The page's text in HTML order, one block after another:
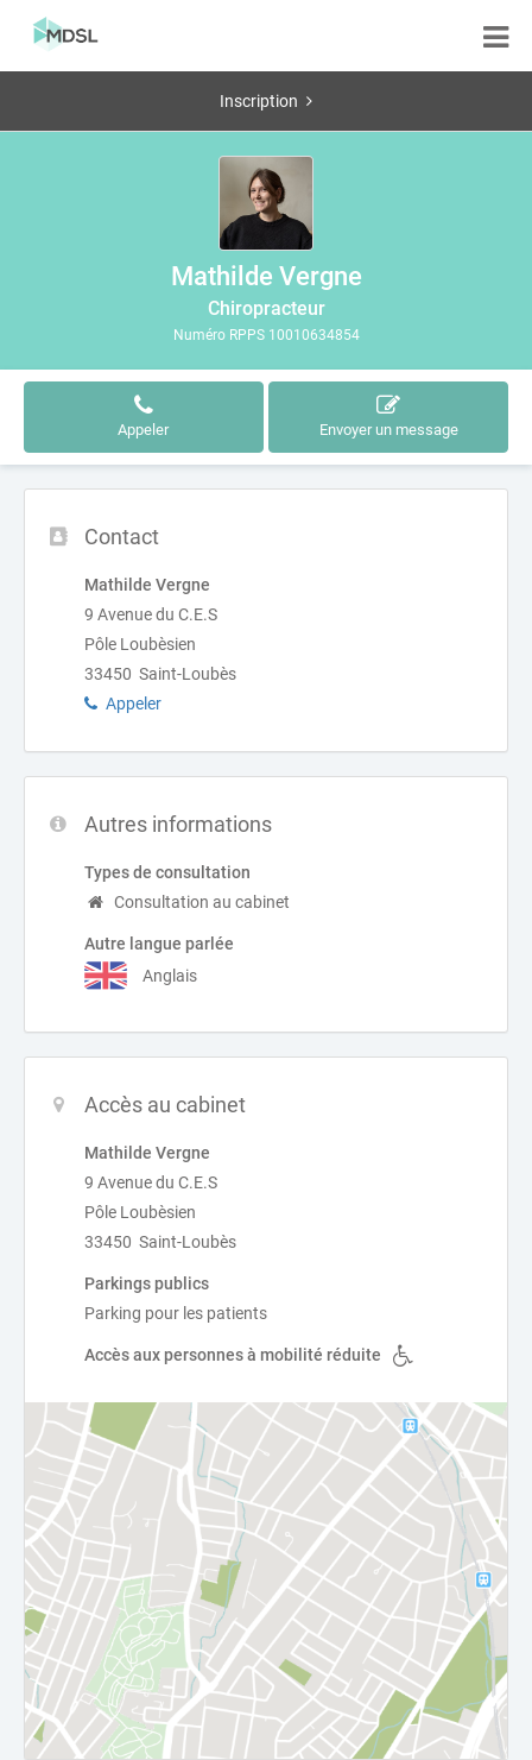
Inscription
Mathilde Vergne
Chiropracteur
Numéro RPPS 10010634854
Appeler Envoyer un message
Contact
Mathilde Vergne
9 Avenue du C.E.S
Pôle Loubèsien
33450 Saint-Loubès
Appeler
Autres informations
Types de consultation
Consultation au cabinet
Autre langue parlée
Anglais
Accès au cabinet
Mathilde Vergne
9 Avenue du C.E.S
Pôle Loubèsien
33450 Saint-Loubès
Parkings publics
Parking pour les patients
Accès aux personnes à mobilité réduite